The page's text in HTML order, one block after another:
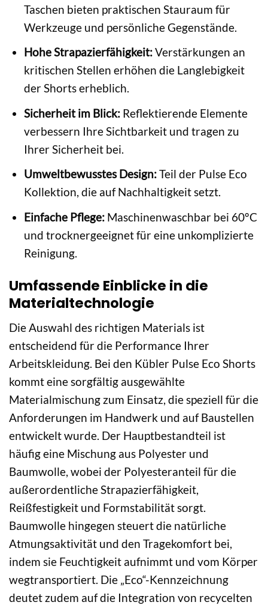
Taschen bieten praktischen Stauraum für
Werkzeuge und persönliche Gegenstände.
Hohe Strapazierfähigkeit:Verstärkungen an
kritischen Stellen erhöhen die Langlebigkeit
der Shorts erheblich.
Sicherheit im Blick:Reflektierende Elemente
verbessern Ihre Sichtbarkeit und tragen zu
Ihrer Sicherheit bei.
Umweltbewusstes Design:Teil der Pulse Eco
Kollektion, die auf Nachhaltigkeit setzt.
Einfache Pflege:Maschinenwaschbar bei 60°C
und trocknergeeignet für eine unkomplizierte
Reinigung.
Umfassende Einblicke in die
Materialtechnologie
Die Auswahl des richtigen Materials ist
entscheidend für die Performance Ihrer
Arbeitskleidung. Bei den Kübler Pulse Eco Shorts
kommt eine sorgfältig ausgewählte
Materialmischung zum Einsatz, die speziell für die
Anforderungen im Handwerk und auf Baustellen
entwickelt wurde. Der Hauptbestandteil ist
häufig eine Mischung aus Polyester und
Baumwolle, wobei der Polyesteranteil für die
außerordentliche Strapazierfähigkeit,
Reißfestigkeit und Formstabilität sorgt.
Baumwolle hingegen steuert die natürliche
Atmungsaktivität und den Tragekomfort bei,
indem sie Feuchtigkeit aufnimmt und vom Körper
wegtransportiert. Die „Eco“-Kennzeichnung
deutet zudem auf die Integration von recycelten